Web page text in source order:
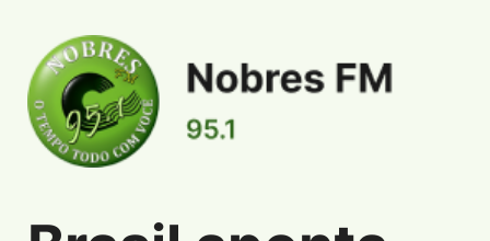
Informações de Brasil aponta para cenário